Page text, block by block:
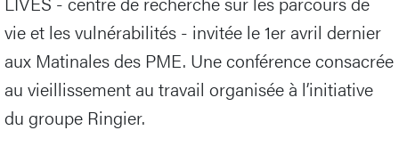
vie et les vulnérabilités - invitée le 1er avril dernier
aux Matinales des PME. Une conférence consacrée
au vieillissement au travail organisée à l’initiative
du groupe Ringier.